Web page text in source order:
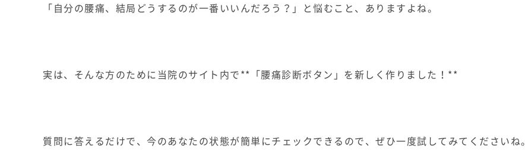
「自分の腰痛、結局どうするのが一番いいんだろう？」と悩むこと、ありますよね。
実は、そんな方のために当院のサイト内で**「腰痛診断ボタン」を新しく作りました！**
質問に答えるだけで、今のあなたの状態が簡単にチェックできるので、ぜひ一度試してみてくださいね。